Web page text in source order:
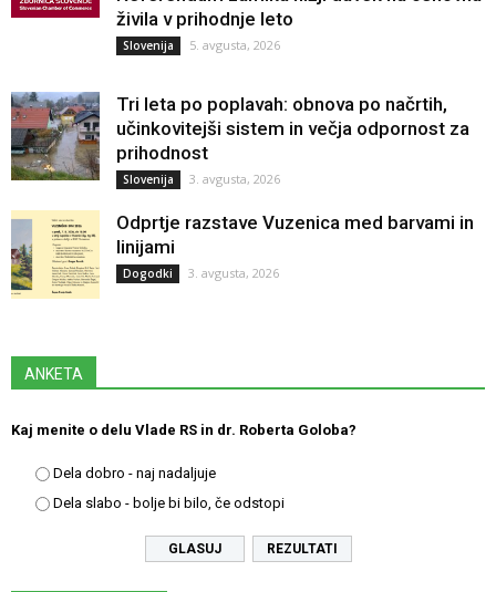
živila v prihodnje leto
Slovenija 5. avgusta, 2026
Tri leta po poplavah: obnova po načrtih,
učinkovitejši sistem in večja odpornost za
prihodnost
Slovenija 3. avgusta, 2026
Odprtje razstave Vuzenica med barvami in
linijami
Dogodki 3. avgusta, 2026
ANKETA
Kaj menite o delu Vlade RS in dr. Roberta Goloba?
Dela dobro - naj nadaljuje
Dela slabo - bolje bi bilo, če odstopi
REZULTATI